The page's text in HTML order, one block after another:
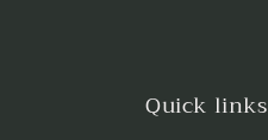
Quick links